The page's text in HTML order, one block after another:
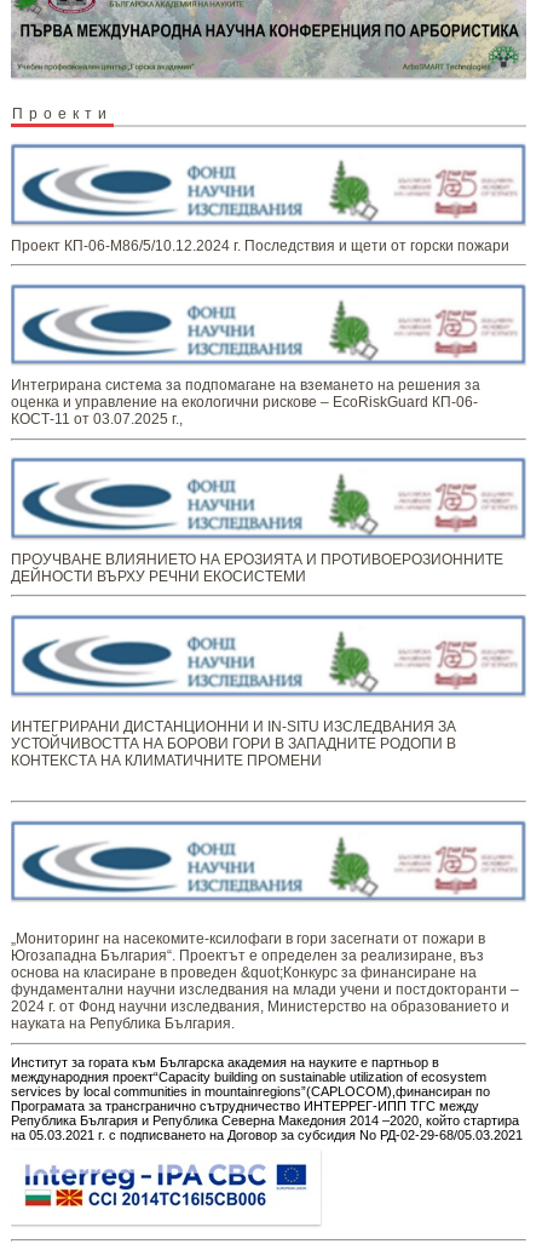
Проекти
Проект КП-06-М86/5/10.12.2024 г. Последствия и щети от горски пожари
Интегрирана система за подпомагане на вземането на решения за
оценка и управление на екологични рискове – EcoRiskGuard КП-06-
КОСТ-11 от 03.07.2025 г.,
ПРОУЧВАНЕ ВЛИЯНИЕТО НА ЕРОЗИЯТА И ПРОТИВОЕРОЗИОННИТЕ
ДЕЙНОСТИ ВЪРХУ РЕЧНИ ЕКОСИСТЕМИ
ИНТЕГРИРАНИ ДИСТАНЦИОННИ И IN-SITU ИЗСЛЕДВАНИЯ ЗА
УСТОЙЧИВОСТТА НА БОРОВИ ГОРИ В ЗАПАДНИТЕ РОДОПИ В
КОНТЕКСТА НА КЛИМАТИЧНИТЕ ПРОМЕНИ
„Мониторинг ​​​на ​​насекомите-ксилофаги в гори засегнати от пожари в
Югозападна България“. Проектът е определен за реализиране, въз
основа на класиране в проведен &quot;Конкурс за финансиране на
фундаментални научни изследвания на млади учени и постдокторанти –
2024 г. от Фонд научни изследвания, Министерство на образованието и
науката на Република България.
Институт за гората към Българска академия на науките е партньор в
международния проект“Capacity building on sustainable utilization of ecosystem
services by local communities in mountainregions”(CAPLOCOM),финансиран по
Програмата за трансгранично сътрудничество ИНТЕРРЕГ-ИПП ТГС между
Република България и Република Северна Македония 2014 –2020, който стартира
на 05.03.2021 г. с подписването на Договор за субсидия No РД-02-29-68/05.03.2021